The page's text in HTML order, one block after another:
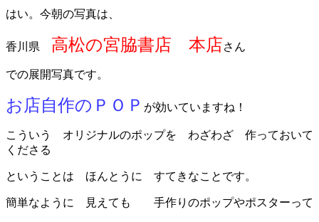
はい。今朝の写真は、
香川県 高松の宮脇書店 本店さん
での展開写真です。
お店自作のＰＯＰ が効いていますね！
こういう オリジナルのポップを わざわざ 作っておいて
くださる
ということは ほんとうに すてきなことです。
簡単なように 見えても 手作りのポップやポスターって